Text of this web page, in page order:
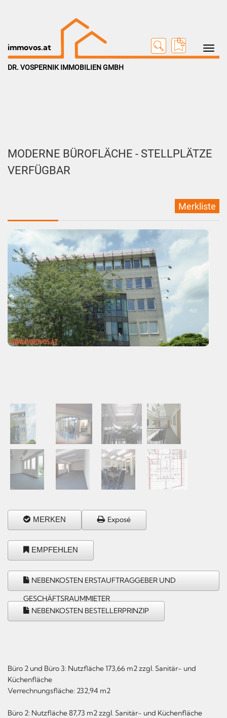
Toggle
immovos.at
0
DR. VOSPERNIK IMMOBILIEN GMBH
MODERNE BÜROFLÄCHE - STELLPLÄTZE
VERFÜGBAR
Merkliste
MERKEN Exposé
EMPFEHLEN
NEBENKOSTEN ERSTAUFTRAGGEBER UND
GESCHÄFTSRAUMMIETER
NEBENKOSTEN BESTELLERPRINZIP
Büro 2 und Büro 3: Nutzfläche 173,66 m2 zzgl. Sanitär- und
Küchenfläche
Verrechnungsfläche: 232,94 m2
Büro 2: Nutzfläche 87,73 m2 zzgl. Sanitär- und Küchenfläche